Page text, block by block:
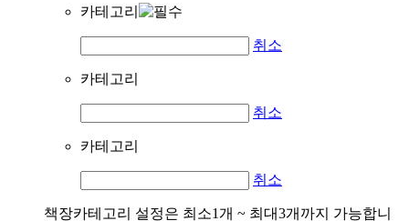
카테고리
취소
카테고리
취소
카테고리
취소
책장카테고리 설정은 최소1개 ~ 최대3개까지 가능합니